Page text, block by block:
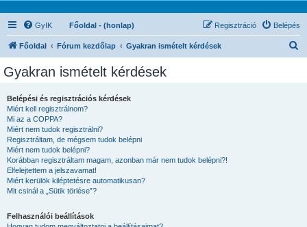
GyIK Főoldal - (honlap) Belépés
Regisztráció
Főoldal Fórum kezdőlap Gyakran ismételt kérdések
Gyakran ismételt kérdések
Belépési és regisztrációs kérdések
Miért kell regisztrálnom?
Mi az a COPPA?
Miért nem tudok regisztrálni?
Regisztráltam, de mégsem tudok belépni
Miért nem tudok belépni?
Korábban regisztráltam magam, azonban már nem tudok belépni?!
Elfelejtettem a jelszavamat!
Miért kerülök kiléptetésre automatikusan?
Mit csinál a „Sütik törlése”?
Felhasználói beállítások